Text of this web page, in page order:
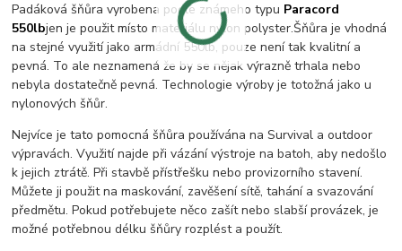
Padáková šňůra vyrobena podle známeho typu Paracord
550lbjen je použit místo materiálu nylon polyster.Šňůra je vhodná
na stejné využití jako armádní 550lb, pouze není tak kvalitní a
pevná. To ale neznamená že by se nějak výrazně trhala nebo
nebyla dostatečně pevná. Technologie výroby je totožná jako u
nylonových šňůr.
Nejvíce je tato pomocná šňůra používána na Survival a outdoor
výpravách. Využití najde při vázání výstroje na batoh, aby nedošlo
k jejich ztrátě. Při stavbě přístřešku nebo provizorního stavení.
Můžete ji použit na maskování, zavěšení sítě, tahání a svazování
předmětu. Pokud potřebujete něco zašít nebo slabší provázek, je
možné potřebnou délku šňůry rozplést a použít.